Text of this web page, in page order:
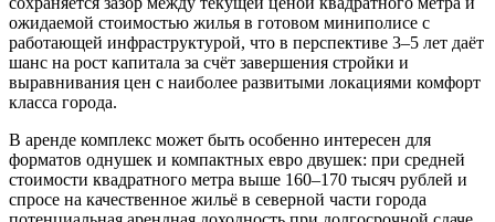
ожидаемой стоимостью жилья в готовом миниполисе с
работающей инфраструктурой, что в перспективе 3–5 лет даёт
шанс на рост капитала за счёт завершения стройки и
выравнивания цен с наиболее развитыми локациями комфорт
класса города.
В аренде комплекс может быть особенно интересен для
форматов однушек и компактных евро двушек: при средней
стоимости квадратного метра выше 160–170 тысяч рублей и
спросе на качественное жильё в северной части города